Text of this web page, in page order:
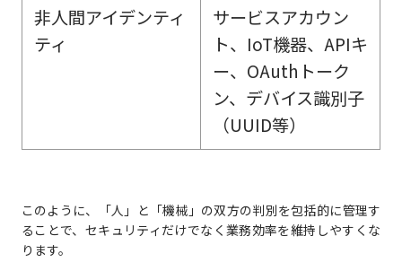
非人間アイデンティ
ティ
サービスアカウン
ト、IoT機器、APIキ
ー、OAuthトーク
ン、デバイス識別子
（UUID等）
このように、「人」と「機械」の双方の判別を包括的に管理す
ることで、セキュリティだけでなく業務効率を維持しやすくな
ります。